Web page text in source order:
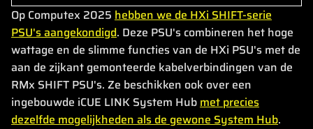
Op Computex 2025 hebben we de HXi SHIFT-serie
PSU's aangekondigd. Deze PSU's combineren het hoge
wattage en de slimme functies van de HXi PSU's met de
aan de zijkant gemonteerde kabelverbindingen van de
RMx SHIFT PSU's. Ze beschikken ook over een
ingebouwde iCUE LINK System Hubmet precies
dezelfde mogelijkheden als de gewone System Hub.